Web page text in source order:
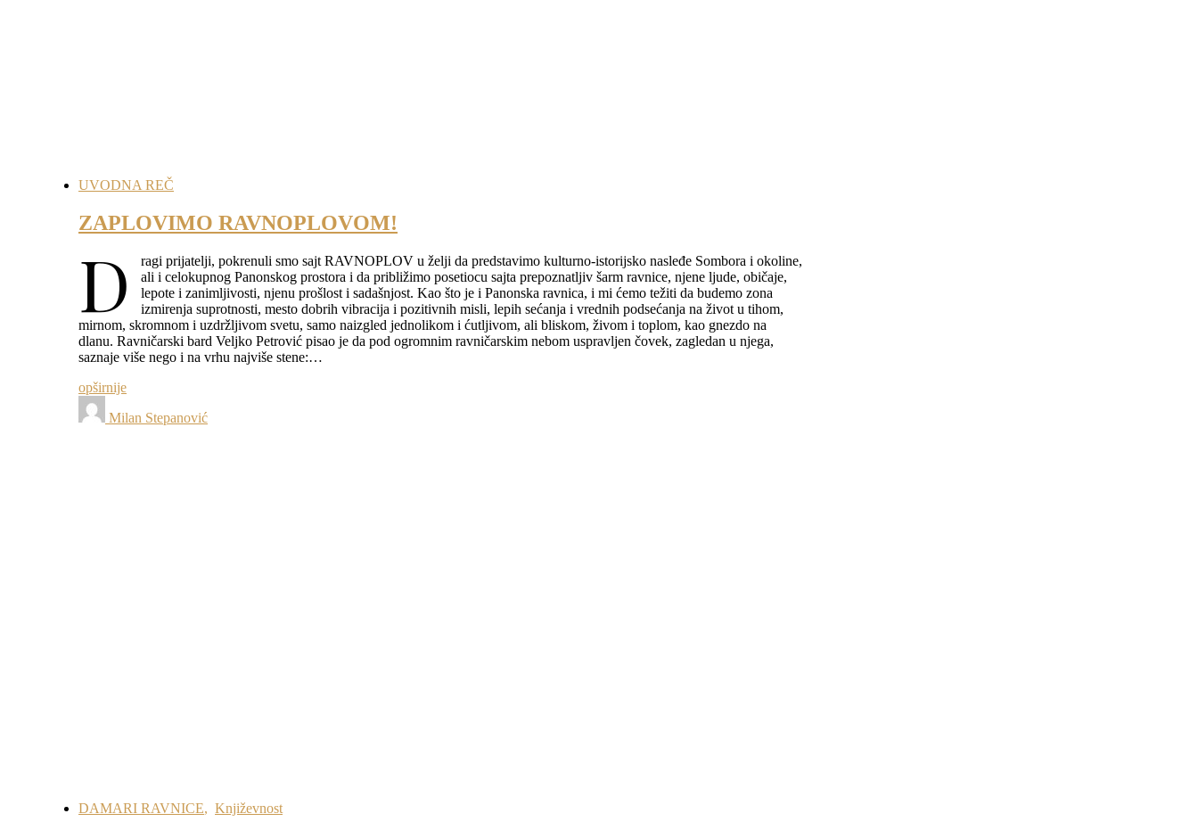
UVODNA REČ
ZAPLOVIMO RAVNOPLOVOM!
D
ragi prijatelji, pokrenuli smo sajt RAVNOPLOV u želji da predstavimo kulturno-istorijsko nasleđe Sombora i okoline,
ali i celokupnog Panonskog prostora i da približimo posetiocu sajta prepoznatljiv šarm ravnice, njene ljude, običaje,
lepote i zanimljivosti, njenu prošlost i sadašnjost. Kao što je i Panonska ravnica, i mi ćemo težiti da budemo zona
izmirenja suprotnosti, mesto dobrih vibracija i pozitivnih misli, lepih sećanja i vrednih podsećanja na život u tihom,
mirnom, skromnom i uzdržljivom svetu, samo naizgled jednolikom i ćutljivom, ali bliskom, živom i toplom, kao gnezdo na
dlanu. Ravničarski bard Veljko Petrović pisao je da pod ogromnim ravničarskim nebom uspravljen čovek, zagledan u njega,
saznaje više nego i na vrhu najviše stene:…
opširnije
Milan Stepanović
DAMARI RAVNICE, Književnost